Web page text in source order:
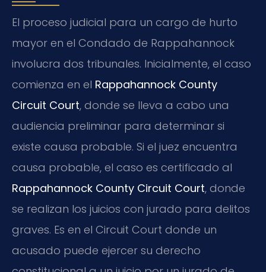
El proceso judicial para un cargo de hurto
mayor en el Condado de Rappahannock
involucra dos tribunales. Inicialmente, el caso
comienza en el Rappahannock County
Circuit Court, donde se lleva a cabo una
audiencia preliminar para determinar si
existe causa probable. Si el juez encuentra
causa probable, el caso es certificado al
Rappahannock County Circuit Court, donde
se realizan los juicios con jurado para delitos
graves. Es en el Circuit Court donde un
acusado puede ejercer su derecho